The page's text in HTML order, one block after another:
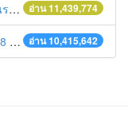
อ่าน 11,439,774
อ่าน 10,415,642